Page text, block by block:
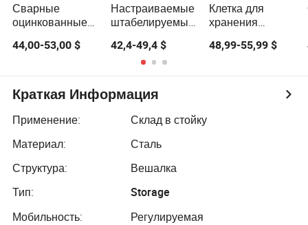
Сварные
оцинкованные
штабелируемые
хранения из
стальной
проволоки с
решеткой,
для тяжелых
условий
эксплуатации и
транспортировки
44,00-53,00 $
Настраиваемые
штабелируемые
оцинкованные
контейнеры из
проволочной
сетки для
хранения
домашних
животных на
42,4-49,4 $
Клетка для
хранения
катушек,
колесами,
48,99-55,99 $
Краткая Информация
Применение:
Склад в стойку
Материал:
Сталь
Структура:
Вешалка
Тип:
Storage
Мобильность:
Регулируемая